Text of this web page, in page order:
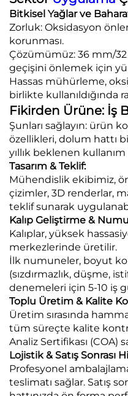
Bitkisel Yağlar ve
Zorluk: Oksidasyon
korunması.
Çözümümüz: 36 mm/
geçişini önlemek için
Hassas mühürleme,
birlikte kullanıldığında
Fikirden Ürüne: İş
Şunları sağlayın: ürün
özellikleri, dolum hattı
yıllık beklenen kullanım
Tasarım & Teklif:
Mühendislik ekibimiz,
çizimler, 3D renderlar,
teklif sunarak
Kalıp Geliştirme &
Kalıplar, yüksek
merkezlerinde üretilir.
İlk numuneler, boyut
(sızdırmazlık, düşme,
denemeleri için 5-10 iş
Toplu Üretim & Kalite
Üretim sırasında
tüm süreçte kalite
Analiz Sertifikası (COA)
Lojistik & Satış Sonrası
Profesyonel
teslimatı sağlar. Satış